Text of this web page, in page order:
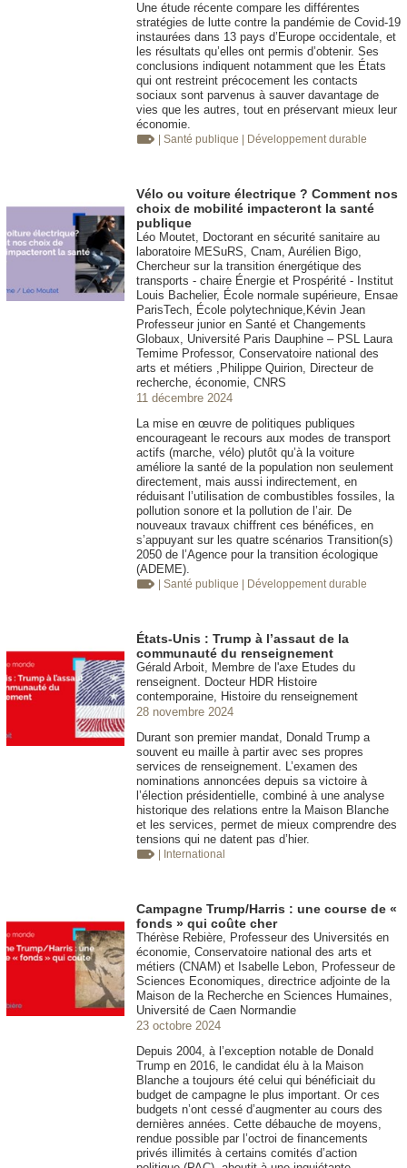
Une étude récente compare les différentes
stratégies de lutte contre la pandémie de Covid-19
instaurées dans 13 pays d’Europe occidentale, et
les résultats qu’elles ont permis d’obtenir. Ses
conclusions indiquent notamment que les États
qui ont restreint précocement les contacts
sociaux sont parvenus à sauver davantage de
vies que les autres, tout en préservant mieux leur
économie.
| Santé publique | Développement durable
Vélo ou voiture électrique ? Comment nos
choix de mobilité impacteront la santé
publique
Léo Moutet, Doctorant en sécurité sanitaire au
laboratoire MESuRS, Cnam, Aurélien Bigo,
Chercheur sur la transition énergétique des
transports - chaire Énergie et Prospérité - Institut
Louis Bachelier, École normale supérieure, Ensae
ParisTech, École polytechnique,Kévin Jean
Professeur junior en Santé et Changements
Globaux, Université Paris Dauphine – PSL Laura
Temime Professor, Conservatoire national des
arts et métiers ,Philippe Quirion, Directeur de
recherche, économie, CNRS
11 décembre 2024
La mise en œuvre de politiques publiques
encourageant le recours aux modes de transport
actifs (marche, vélo) plutôt qu’à la voiture
améliore la santé de la population non seulement
directement, mais aussi indirectement, en
réduisant l’utilisation de combustibles fossiles, la
pollution sonore et la pollution de l’air. De
nouveaux travaux chiffrent ces bénéfices, en
s’appuyant sur les quatre scénarios Transition(s)
2050 de l’Agence pour la transition écologique
(ADEME).
| Santé publique | Développement durable
États-Unis : Trump à l’assaut de la
communauté du renseignement
Gérald Arboit, Membre de l'axe Etudes du
renseignent. Docteur HDR Histoire
contemporaine, Histoire du renseignement
28 novembre 2024
Durant son premier mandat, Donald Trump a
souvent eu maille à partir avec ses propres
services de renseignement. L’examen des
nominations annoncées depuis sa victoire à
l’élection présidentielle, combiné à une analyse
historique des relations entre la Maison Blanche
et les services, permet de mieux comprendre des
tensions qui ne datent pas d’hier.
| International
Campagne Trump/Harris : une course de «
fonds » qui coûte cher
Thérèse Rebière, Professeur des Universités en
économie, Conservatoire national des arts et
métiers (CNAM) et Isabelle Lebon, Professeur de
Sciences Economiques, directrice adjointe de la
Maison de la Recherche en Sciences Humaines,
Université de Caen Normandie
23 octobre 2024
Depuis 2004, à l’exception notable de Donald
Trump en 2016, le candidat élu à la Maison
Blanche a toujours été celui qui bénéficiait du
budget de campagne le plus important. Or ces
budgets n’ont cessé d’augmenter au cours des
dernières années. Cette débauche de moyens,
rendue possible par l’octroi de financements
privés illimités à certains comités d’action